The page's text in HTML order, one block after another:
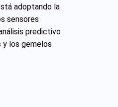
adoptando la
sensores
predictivo
y los gemelos